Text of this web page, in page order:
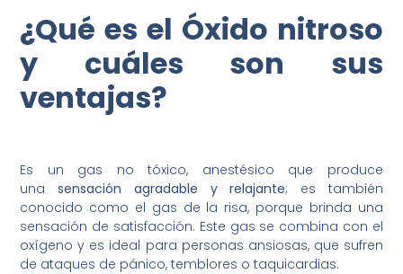
¿Qué es el Óxido nitroso
y cuáles son sus
ventajas?
Es un gas no tóxico, anestésico que produce
unasensación agradable y relajante; es también
conocido como el gas de la risa, porque brinda una
sensación de satisfacción. Este gas se combina con el
oxígeno y es ideal para personas ansiosas, que sufren
de ataques de pánico, temblores o taquicardias.